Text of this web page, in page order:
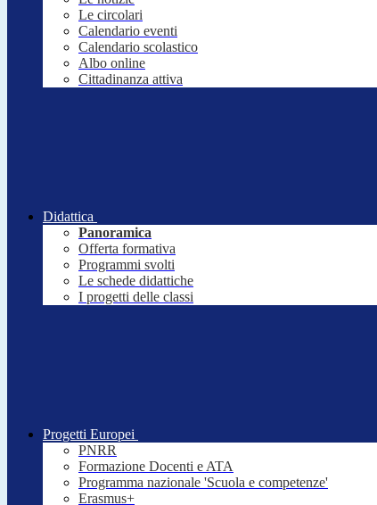
Le circolari
Calendario eventi
Calendario scolastico
Albo online
Cittadinanza attiva
Didattica
Panoramica
Offerta formativa
Programmi svolti
Le schede didattiche
I progetti delle classi
Progetti Europei
PNRR
Formazione Docenti e ATA
Programma nazionale 'Scuola e competenze'
Erasmus+